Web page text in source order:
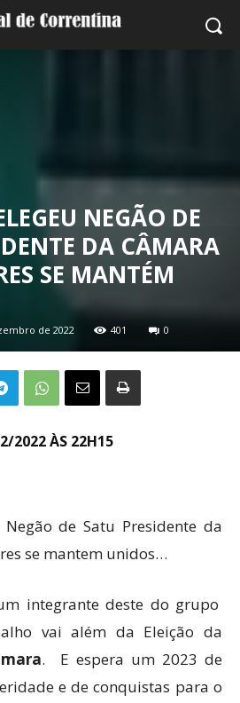
NEGÃO DE
DA CÂMARA
SE MANTÉM
de 2022 401 0
2022 ÀS 22H15
Negão de Satu Presidente da
se mantem unidos…
integrante deste do grupo
vai além da Eleição da
. E espera um 2023 de
e de conquistas para o